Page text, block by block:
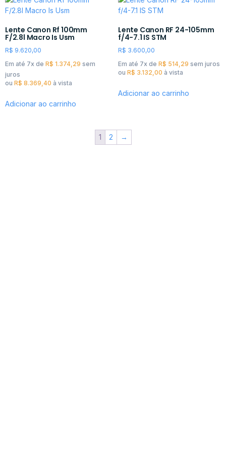
Lente Canon Rf 100mm
F/2.8l Macro Is Usm
R$ 9.620,00
Em até 7x de R$ 1.374,29 sem
juros
ou R$ 8.369,40 à vista
Adicionar ao carrinho
Lente Canon RF 24-105mm
f/4-7.1 IS STM
R$ 3.600,00
Em até 7x de R$ 514,29 sem juros
ou R$ 3.132,00 à vista
Adicionar ao carrinho
1 2 →